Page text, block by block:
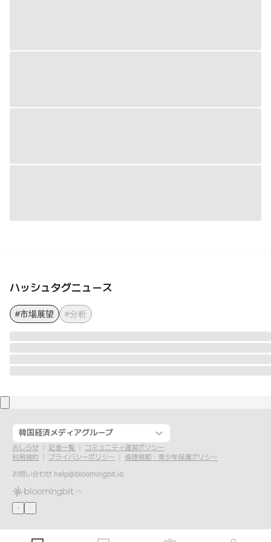
ハッシュタグニュース
#市場展望 #分析
韓国経済メディアグループ
おしらせ 記者一覧
コミュニティ運営ポリシー
利用規約
プライバシーポリシー
倫理規範・青少年保護ポリシー
お問い合わせ help@bloomingbit.io